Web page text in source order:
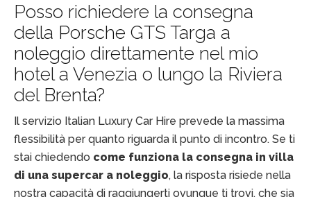
Posso richiedere la consegna
della Porsche GTS Targa a
noleggio direttamente nel mio
hotel a Venezia o lungo la Riviera
del Brenta?
Il servizio Italian Luxury Car Hire prevede la massima
flessibilità per quanto riguarda il punto di incontro. Se ti
stai chiedendo come funziona la consegna in villa
di una supercar a noleggio, la risposta risiede nella
nostra capacità di raggiungerti ovunque ti trovi, che sia